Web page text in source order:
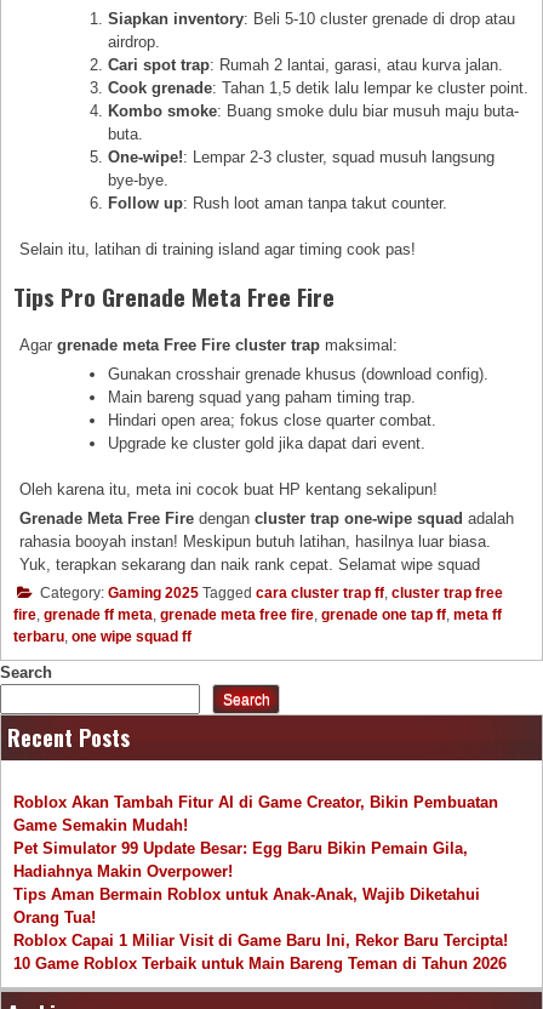
Siapkan inventory: Beli 5-10 cluster grenade di drop atau
airdrop.
Cari spot trap: Rumah 2 lantai, garasi, atau kurva jalan.
Cook grenade: Tahan 1,5 detik lalu lempar ke cluster point.
Kombo smoke: Buang smoke dulu biar musuh maju buta-
buta.
One-wipe!: Lempar 2-3 cluster, squad musuh langsung
bye-bye.
Follow up: Rush loot aman tanpa takut counter.
Selain itu, latihan di training island agar timing cook pas!
Tips Pro Grenade Meta Free Fire
Agargrenade meta Free Fire cluster trap maksimal:
Gunakan crosshair grenade khusus (download config).
Main bareng squad yang paham timing trap.
Hindari open area; fokus close quarter combat.
Upgrade ke cluster gold jika dapat dari event.
Oleh karena itu, meta ini cocok buat HP kentang sekalipun!
Grenade Meta Free Fire dengancluster trap one-wipe squad adalah
rahasia booyah instan! Meskipun butuh latihan, hasilnya luar biasa.
Yuk, terapkan sekarang dan naik rank cepat. Selamat wipe squad
Category: Gaming 2025 Tagged cara cluster trap ff, cluster trap free
fire, grenade ff meta, grenade meta free fire, grenade one tap ff, meta ff
terbaru, one wipe squad ff
Search
Search
Recent Posts
Roblox Akan Tambah Fitur AI di Game Creator, Bikin Pembuatan
Game Semakin Mudah!
Pet Simulator 99 Update Besar: Egg Baru Bikin Pemain Gila,
Hadiahnya Makin Overpower!
Tips Aman Bermain Roblox untuk Anak-Anak, Wajib Diketahui
Orang Tua!
Roblox Capai 1 Miliar Visit di Game Baru Ini, Rekor Baru Tercipta!
10 Game Roblox Terbaik untuk Main Bareng Teman di Tahun 2026